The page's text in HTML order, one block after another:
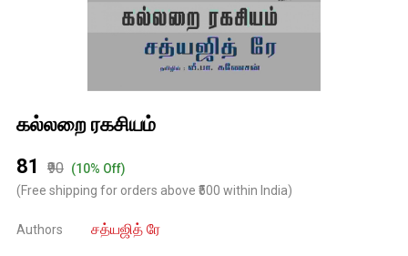
கல்லறை ரகசியம்
₹81
₹90 (10% Off)
(Free shipping for orders above ₹500 within India)
Authors சத்யஜித் ரே